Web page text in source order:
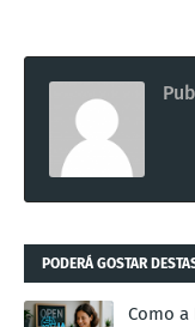
PODERÁ GOSTAR
Como